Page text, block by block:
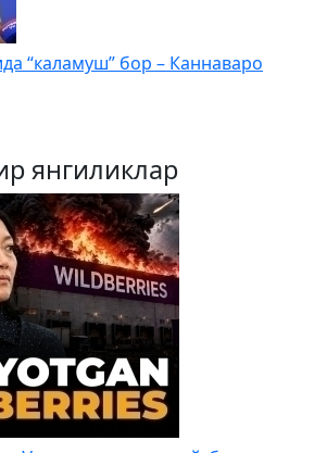
“каламуш” бор – Каннаваро
янгиликлар